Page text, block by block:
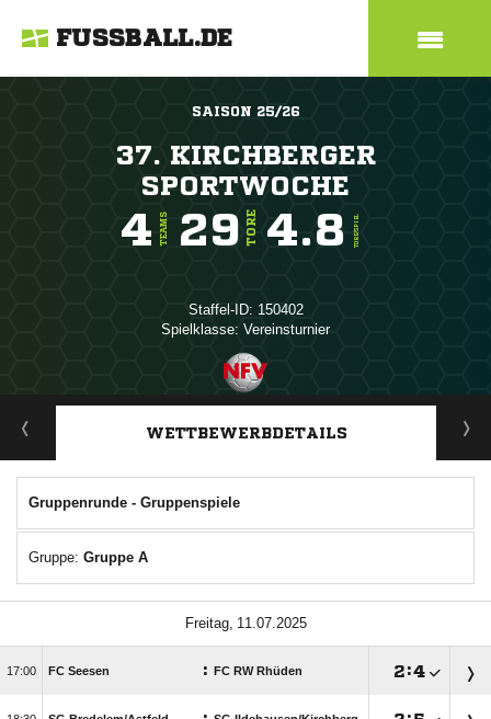
FUSSBALL.DE
SAISON 25/26
37. KIRCHBERGER
SPORTWOCHE
4 TEAMS 29 TORE 4.8 TORE/SPIEL
Staffel-ID: 150402
Spielklasse: Vereinsturnier
ANZEIGE
WETTBEWERBDETAILS
Gruppenrunde - Gruppenspiele
Gruppe: Gruppe A
 
 FC Seesen : FC RW Rhüden :